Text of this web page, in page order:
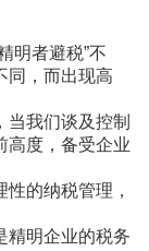
明者避税”不
同，而出现高
我们谈及控制
高度，备受企业
的纳税管理，
精明企业的税务